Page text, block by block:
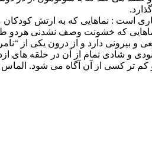
است : نماهایی که به ارتش
نماهایی که خشونت وصف نشدنی
دارد و از درون یکی از
و شادی تمام از آن در حلقه های
کسی از آن آگاه می شود. الماس